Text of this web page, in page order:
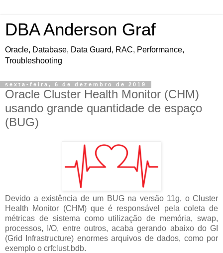
DBA Anderson Graf
Oracle, Database, Data Guard, RAC, Performance,
Troubleshooting
sexta-feira, 6 de dezembro de 2019
Oracle Cluster Health Monitor (CHM)
usando grande quantidade de espaço
(BUG)
Devido a existência de um BUG na versão 11g, o Cluster
Health Monitor (CHM) que é responsável pela coleta de
métricas de sistema como utilização de memória, swap,
processos, I/O, entre outros, acaba gerando abaixo do GI
(Grid Infrastructure) enormes arquivos de dados, como por
exemplo o crfclust.bdb.